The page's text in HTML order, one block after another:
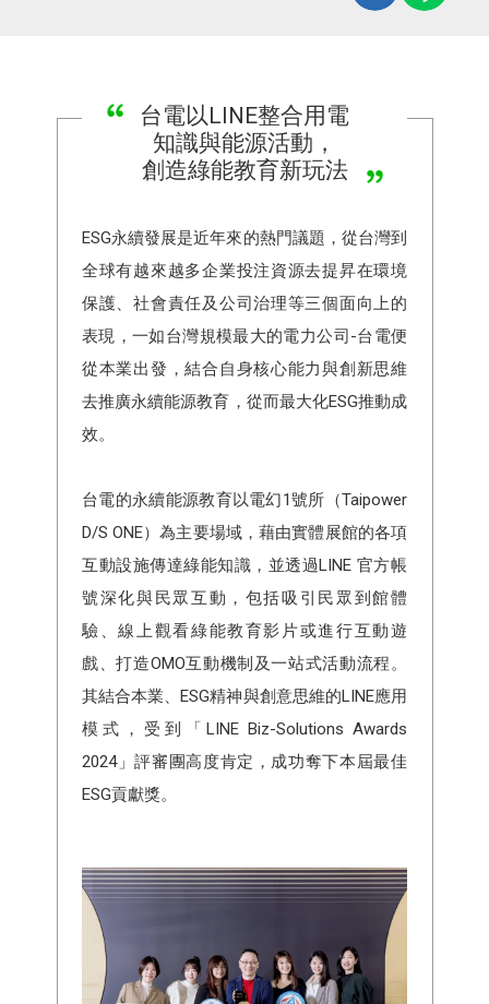
台電以LINE整合用電
知識與能源活動，
創造綠能教育新玩法
ESG永續發展是近年來的熱門議題，從台灣到
全球有越來越多企業投注資源去提昇在環境
保護、社會責任及公司治理等三個面向上的
表現，一如台灣規模最大的電力公司-台電便
從本業出發，結合自身核心能力與創新思維
去推廣永續能源教育，從而最大化ESG推動成
效。
台電的永續能源教育以電幻1號所（Taipower
D/S ONE）為主要場域，藉由實體展館的各項
互動設施傳達綠能知識，並透過LINE 官方帳
號深化與民眾互動，包括吸引民眾到館體
驗、線上觀看綠能教育影片或進行互動遊
戲、打造OMO互動機制及一站式活動流程。
其結合本業、ESG精神與創意思維的LINE應用
模式，受到「LINE Biz-Solutions Awards
2024」評審團高度肯定，成功奪下本屆最佳
ESG貢獻獎。